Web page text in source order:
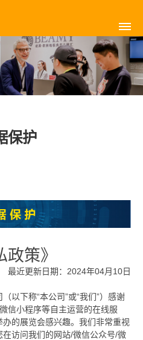
保护
政策》
最近更新日期： 2024年04月10日
以下称“本公司”或“我们”）感谢
微信小程序等自主运营的在线服
的展览会感兴趣。我们非常重视
在访问我们的网站/微信公众号/微